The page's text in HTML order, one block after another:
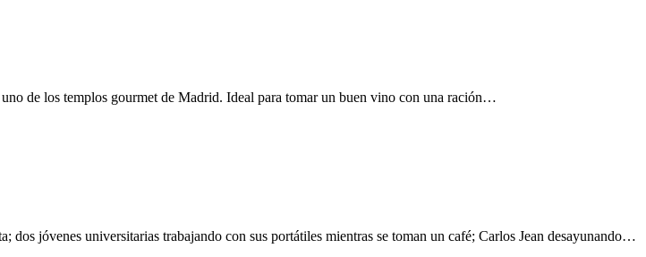
de los templos gourmet de Madrid. Ideal para tomar un buen vino con una ración…
dos jóvenes universitarias trabajando con sus portátiles mientras se toman un café; Carlos Jean desayunando…